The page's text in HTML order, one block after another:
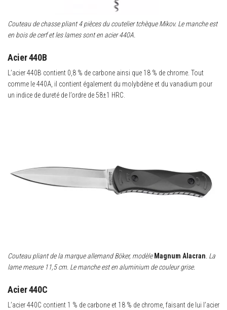
Couteau de chasse pliant 4 pièces du coutelier tchèque Mikov. Le manche est
en bois de cerf et les lames sont en acier 440A.
Acier 440B
L’acier 440B contient 0,8 % de carbone ainsi que 18 % de chrome. Tout
comme le 440A, il contient également du molybdène et du vanadium pour
un indice de dureté de l’ordre de 58±1 HRC.
Couteau pliant de la marque allemand Böker, modèle Magnum Alacran. La
lame mesure 11,5 cm. Le manche est en aluminium de couleur grise.
Acier 440C
L’acier 440C contient 1 % de carbone et 18 % de chrome, faisant de lui l’acier